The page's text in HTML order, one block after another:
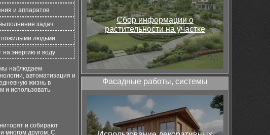
и аппаратов
задач
пожилыми людьми
энергию и воду
мы наблюдаем
автоматизация и
жизнь в
и использовать
и собирают
многом другом. С
Сбор информации о
растительности на участке
Фасадные работы, системы